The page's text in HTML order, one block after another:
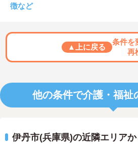
徴など
▲上に戻る
条件を
再
他の条件で介護・福祉
伊丹市(兵庫県)の近隣エリア